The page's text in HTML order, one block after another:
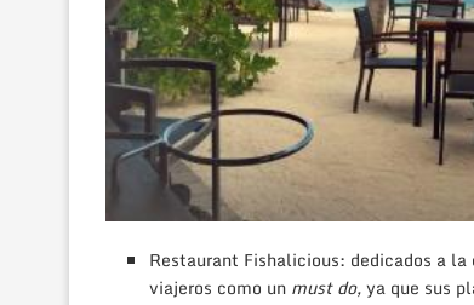
Restaurant Fishalicious: dedicados a
viajeros como un must do,ya que sus